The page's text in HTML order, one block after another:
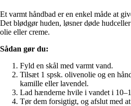
Et varmt håndbad er en enkel måde at
Det blødgør huden, løsner døde
olie eller creme.
Sådan gør du:
Fyld en skål med varmt vand.
Tilsæt 1 spsk. olivenolie og en
kamille eller lavendel.
Lad hænderne hvile i vandet i
Tør dem forsigtigt, og afslut med